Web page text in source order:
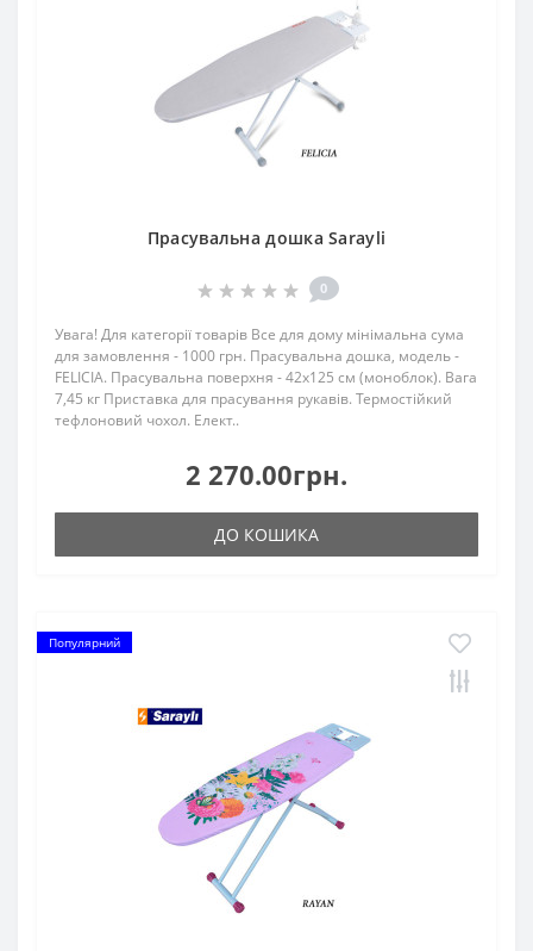
Прасувальна дошка Sarayli
0
Увага! Для категорії товарів Все для дому мінімальна сума
для замовлення - 1000 грн. Прасувальна дошка, модель -
FELICIA. Прасувальна поверхня - 42x125 см (моноблок). Вага
7,45 кг Приставка для прасування рукавів. Термостійкий
тефлоновий чохол. Елект..
2 270.00грн.
ДО КОШИКА
Популярний